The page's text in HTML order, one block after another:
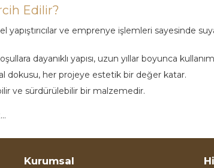
Edilir?
yapıştırıcılar ve emprenye işlemleri sayesinde
dayanıklı yapısı, uzun yıllar boyunca
dokusu, her projeye estetik bir değer katar.
ve sürdürülebilir bir malzemedir.
Kurumsal